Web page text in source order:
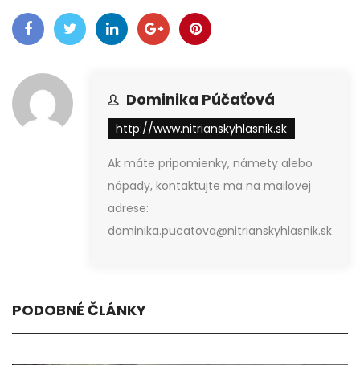
Dominika Púčaťová
http://www.nitrianskyhlasnik.sk
Ak máte pripomienky, námety alebo
nápady, kontaktujte ma na mailovej
adrese:
dominika.pucatova@nitrianskyhlasnik.sk
PODOBNÉ ČLÁNKY